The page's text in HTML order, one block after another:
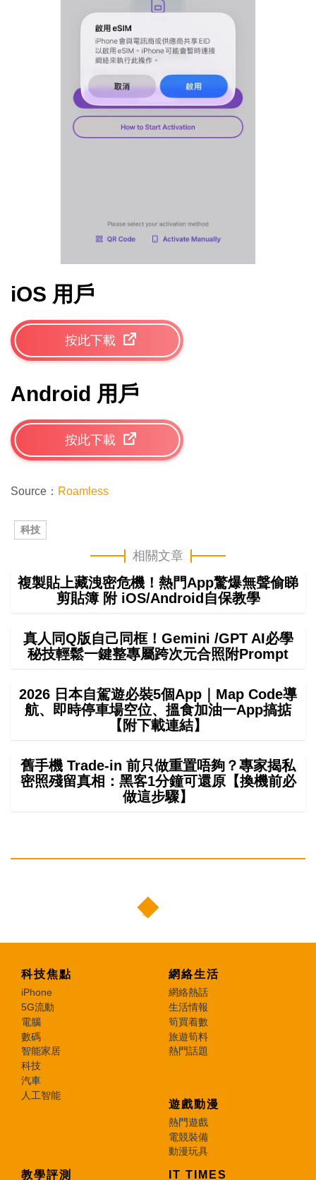
iOS 用戶
按此下載
Android 用戶
按此下載
Source： Roamless
科技
相關文章
複製貼上藏洩密危機！熱門App驚爆無聲偷睇
剪貼簿 附 iOS/Android自保教學
真人同Q版自己同框！Gemini /GPT AI必學
秘技輕鬆一鍵整專屬跨次元合照附Prompt
2026 日本自駕遊必裝5個App｜Map Code導
航、即時停車場空位、搵食加油一App搞掂
【附下載連結】
舊手機 Trade-in 前只做重置唔夠？專家揭私
密照殘留真相：黑客1分鐘可還原【換機前必
做這步驟】
科技焦點
iPhone
5G流動
電腦
數碼
智能家居
科技
汽車
人工智能
網絡生活
網絡熱話
生活情報
筍買着數
旅遊筍料
熱門話題
遊戲動漫
熱門遊戲
電競裝備
動漫玩具
教學評測 IT TIMES